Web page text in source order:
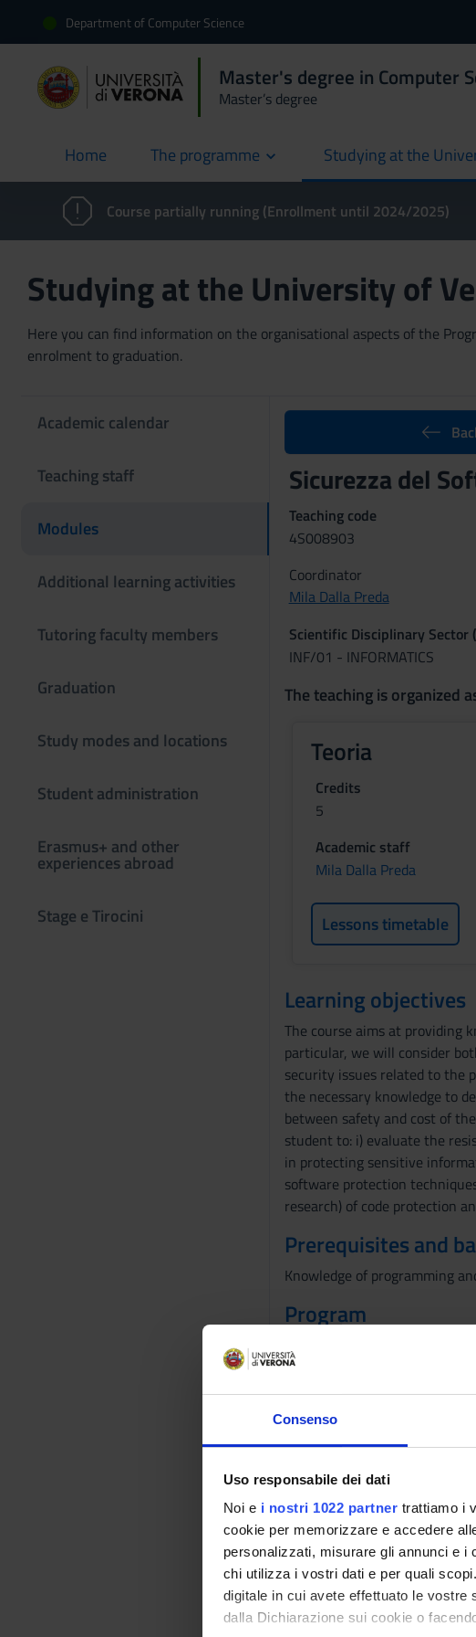
Consenso
Uso responsabile dei dati
Noi e i nostri 1022 partner trattiamo i
cookie per memorizzare e accedere
personalizzati, misurare gli annunci e
chi utilizza i vostri dati e per quali
digitale in cui avete effettuato le
dalla Dichiarazione sui cookie o
Department of Computer Science
Master's degree in Computer
Master’s degree
Home
current The programme Studying at the
Course partially running (Enrollment until 2024/2025)
Studying at the University of
Here you can find information on the organisational aspects of the
enrolment to graduation.
Academic calendar
Teaching staff
Modules
Additional learning activities
Tutoring faculty members
Graduation
Study modes and locations
Student administration
Erasmus+ and other
experiences abroad
Stage e Tirocini
Sicurezza del
Teaching code
4S008903
Coordinator
Mila Dalla Preda
Scientific Disciplinary Sector
INF/01 - INFORMATICS
The teaching is organized
Teoria
Credits
5
Academic staff
Mila Dalla Preda
Lessons timetable
Learning objectives
The course aims at providing
particular, we will consider
security issues related to the
the necessary knowledge to
between safety and cost of
student to: i) evaluate the
in protecting sensitive
software protection
research) of code protection
Prerequisites and
Knowledge of programming
Program
Software Security
* Secure Systems
* Access Control and
* Software Security Lab
** background on assembly x86
** tools for binary analysis:
** reverse engineering and
** buffer overflow attacks
** stack canaries, format
Software Protection
* Obfuscation Techniques